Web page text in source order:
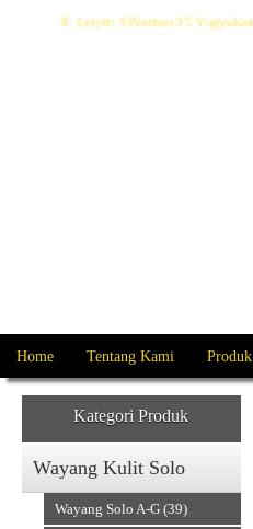
Jl. Letjen S Parman 35
Home Tentang Kami Produk
Kategori Produk
Wayang Kulit Solo
Wayang Solo A-G (39)